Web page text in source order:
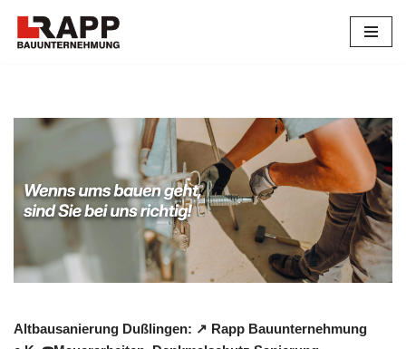
Zum
Altbausanierung Dußlingen: ↗️ Rapp Bauunternehmung